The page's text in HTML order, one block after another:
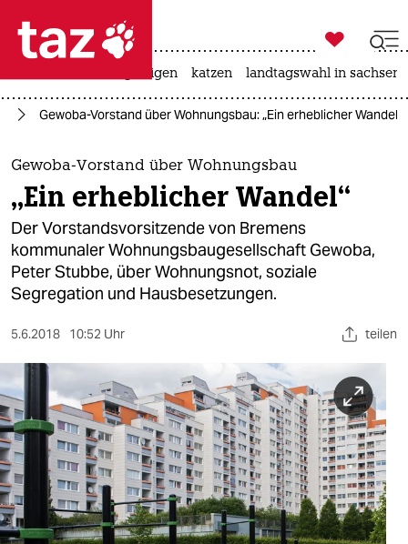
 taz zahl ich
taz zahl ich
themen
politik
öko
gesellschaft
kultur
sport
berlin
nord
wahrheit
verlag

taz zahl ich
bergsteigen katzen landtagswahl in
Gewoba-Vorstand über Wohnungsbau: „Ein erheblicher Wandel“
Gewoba-Vorstand über Wohnungsbau
„Ein erheblicher Wandel“
Der Vorstandsvorsitzende von Bremens
kommunaler Wohnungsbaugesellschaft Gewoba,
Peter Stubbe, über Wohnungsnot, soziale
Segregation und Hausbesetzungen.
5.6.2018 10:52 Uhr teilen